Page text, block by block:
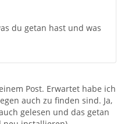
du getan hast und was
Post. Erwartet habe ich
auch zu finden sind. Ja,
gelesen und das getan